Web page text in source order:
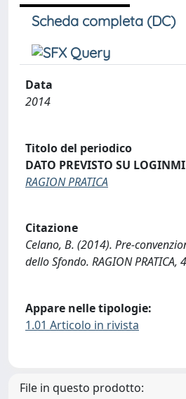
Scheda completa (DC)
Data
2014
Titolo del periodico
DATO PREVISTO SU
RAGION PRATICA
Citazione
Celano, B. (2014). Pre-
dello Sfondo. RAGION PRATICA,
Appare nelle tipologie:
1.01 Articolo in rivista
File in questo prodotto: